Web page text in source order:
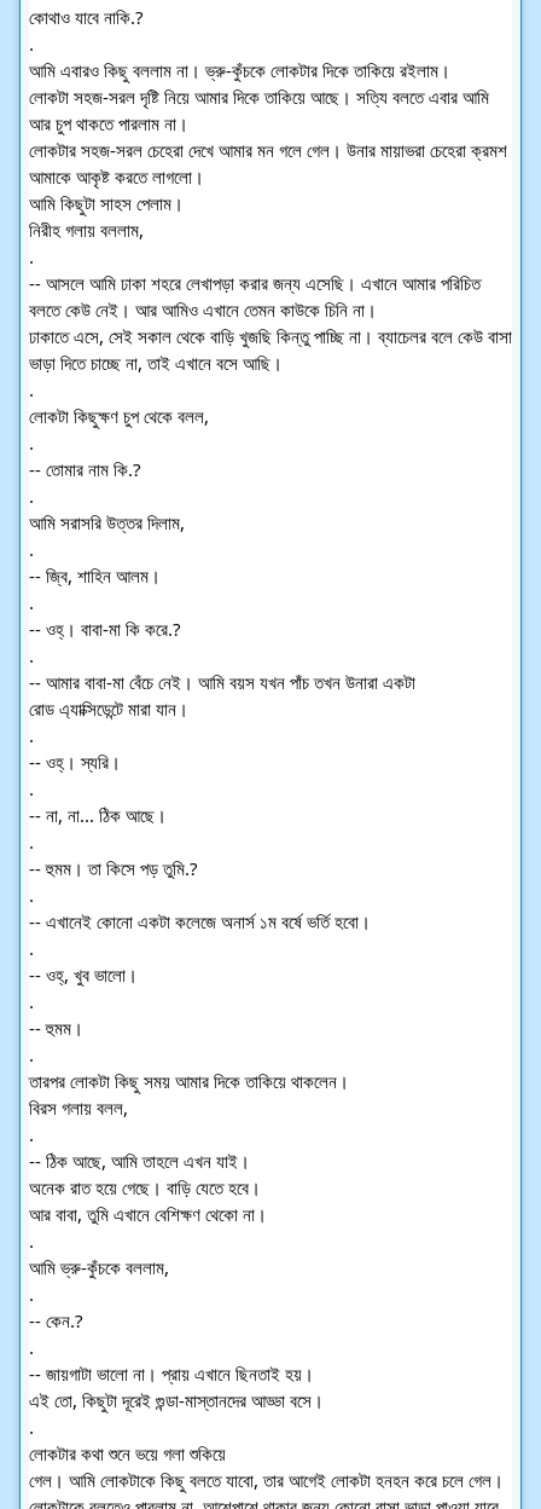
কোথাও যাবে নাকি.?
.
আমি এবারও কিছু বললাম না। ভ্রু-কুঁচকে লোকটার দিকে তাকিয়ে রইলাম।
লোকটা সহজ-সরল দৃষ্টি নিয়ে আমার দিকে তাকিয়ে আছে। সত্যি বলতে এবার আমি
আর চুপ থাকতে পারলাম না।
লোকটার সহজ-সরল চেহেরা দেখে আমার মন গলে গেল। উনার মায়াভরা চেহেরা ক্রমশ
আমাকে আকৃষ্ট করতে লাগলো।
আমি কিছুটা সাহস পেলাম।
নিরীহ গলায় বললাম,
.
-- আসলে আমি ঢাকা শহরে লেখাপড়া করার জন্য এসেছি। এখানে আমার পরিচিত
বলতে কেউ নেই। আর আমিও এখানে তেমন কাউকে চিনি না।
ঢাকাতে এসে, সেই সকাল থেকে বাড়ি খুজছি কিন্তু পাচ্ছি না। ব্যাচেলর বলে কেউ বাসা
ভাড়া দিতে চাচ্ছে না, তাই এখানে বসে আছি।
.
লোকটা কিছুক্ষণ চুপ থেকে বলল,
.
-- তোমার নাম কি.?
.
আমি সরাসরি উত্তর দিলাম,
.
-- জ্বি, শাহিন আলম।
.
-- ওহ্। বাবা-মা কি করে.?
.
-- আমার বাবা-মা বেঁচে নেই। আমি বয়স যখন পাঁচ তখন উনারা একটা
রোড এ্যাক্সিডেন্টে মারা যান।
.
-- ওহ্। স্যরি।
.
-- না, না... ঠিক আছে।
.
-- হুমম। তা কিসে পড় তুমি.?
.
-- এখানেই কোনো একটা কলেজে অনার্স ১ম বর্ষে ভর্তি হবো।
.
-- ওহ্, খুব ভালো।
.
-- হুমম।
.
তারপর লোকটা কিছু সময় আমার দিকে তাকিয়ে থাকলেন।
বিরস গলায় বলল,
.
-- ঠিক আছে, আমি তাহলে এখন যাই।
অনেক রাত হয়ে গেছে। বাড়ি যেতে হবে।
আর বাবা, তুমি এখানে বেশিক্ষণ থেকো না।
.
আমি ভ্রু-কুঁচকে বললাম,
.
-- কেন.?
.
-- জায়গাটা ভালো না। প্রায় এখানে ছিনতাই হয়।
এই তো, কিছুটা দূরেই গুন্ডা-মাস্তানদের আড্ডা বসে।
.
লোকটার কথা শুনে ভয়ে গলা শুকিয়ে
গেল। আমি লোকটাকে কিছু বলতে যাবো, তার আগেই লোকটা হনহন করে চলে গেল।